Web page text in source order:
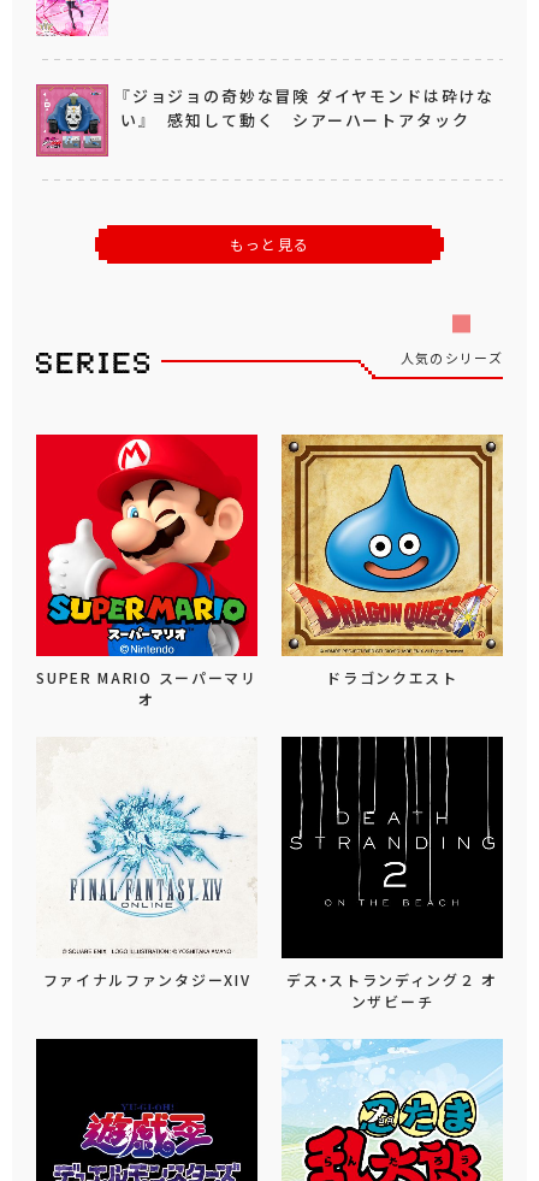
『ジョジョの奇妙な冒険 ダイヤモンドは砕けな
い』 感知して動く シアーハートアタック
もっと見る
人気のシリーズ
SUPER MARIO スーパーマリ
オ
ドラゴンクエスト
ファイナルファンタジーXIV
デス・ストランディング２ オ
ンザビーチ